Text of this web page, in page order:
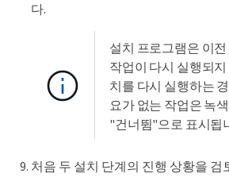
다.
설치 프로그램은 이
작업이 다시 실행되
치를 다시 실행하는
요가 없는 작업은 녹
"건너뜀"으로 표시됩
처음 두 설치 단계의 진행 상황을 검